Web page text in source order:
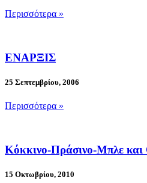
Περισσότερα »
ΕΝΑΡΞΙΣ
25 Σεπτεμβρίου, 2006
Περισσότερα »
Κόκκινο-Πράσινο-Μπλε
15 Οκτωβρίου, 2010